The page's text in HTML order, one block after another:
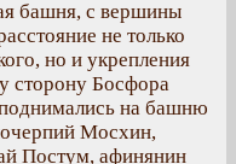
башня, с вершины
не только
но и укрепления
сторону Босфора
на башню
Мосхин,
Постум, афинянин